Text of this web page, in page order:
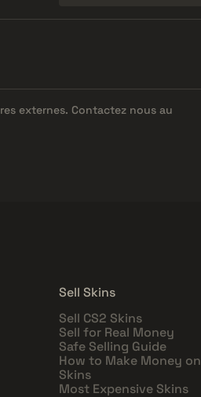
externes. Contactez nous au
Sell Skins
Sell CS2 Skins
Sell for Real Money
Safe Selling Guide
How to Make Money on
Skins
Most Expensive Skins